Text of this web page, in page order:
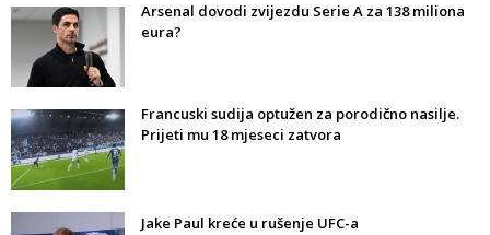
Arsenal dovodi zvijezdu Serie A za 138 miliona
eura?
Francuski sudija optužen za porodično nasilje.
Prijeti mu 18 mjeseci zatvora
Jake Paul kreće u rušenje UFC-a